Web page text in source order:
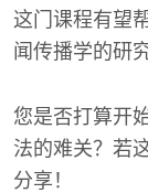
这门课程有望
闻传播学的研
您是否打算开
法的难关？若
分享！